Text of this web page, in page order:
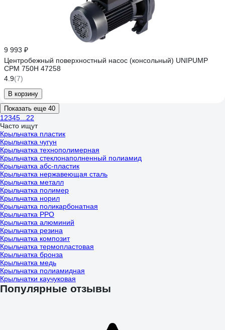
9 993 ₽
Центробежный поверхностный насос (консольный) UNIPUMP
CPM 750H 47258
4.9(7)
В корзину
Показать еще 40
1 2345
22
Часто ищут
Крыльчатка пластик
Крыльчатка чугун
Крыльчатка технополимерная
Крыльчатка стеклонаполненный полиамид
Крыльчатка абс-пластик
Крыльчатка нержавеющая сталь
Крыльчатка металл
Крыльчатка полимер
Крыльчатка норил
Крыльчатка поликарбонатная
Крыльчатка PPO
Крыльчатка алюминий
Крыльчатка резина
Крыльчатка композит
Крыльчатка термопластовая
Крыльчатка бронза
Крыльчатка медь
Крыльчатка полиамидная
Крыльчатки каучуковая
Популярные отзывы